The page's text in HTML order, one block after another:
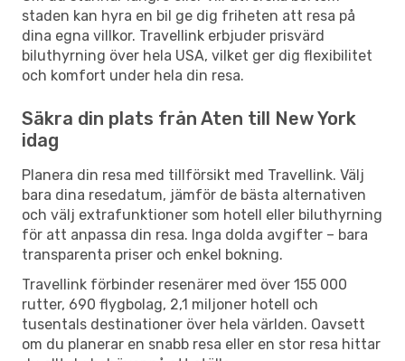
staden kan hyra en bil ge dig friheten att resa på
dina egna villkor. Travellink erbjuder prisvärd
biluthyrning över hela USA, vilket ger dig flexibilitet
och komfort under hela din resa.
Säkra din plats från Aten till New York
idag
Planera din resa med tillförsikt med Travellink. Välj
bara dina resedatum, jämför de bästa alternativen
och välj extrafunktioner som hotell eller biluthyrning
för att anpassa din resa. Inga dolda avgifter – bara
transparenta priser och enkel bokning.
Travellink förbinder resenärer med över 155 000
rutter, 690 flygbolag, 2,1 miljoner hotell och
tusentals destinationer över hela världen. Oavsett
om du planerar en snabb resa eller en stor resa hittar